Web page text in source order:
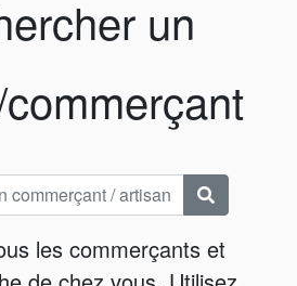
un
les commerçants et